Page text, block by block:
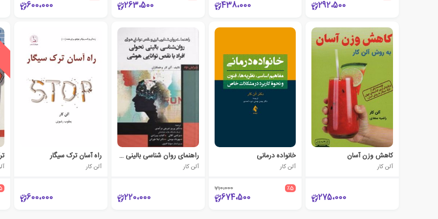
292،500 438،000 263،500 600،000
کاهش وزن آسان
آلن کار
275،000
خانواده درمانی
آلن کار
٪5 710،000
674،500
راهنمای روان شناسی بالینی و نقص توانایی هوشی
آلن کار
220،000
راه آسان ترک سیگار
آلن کار
600،000